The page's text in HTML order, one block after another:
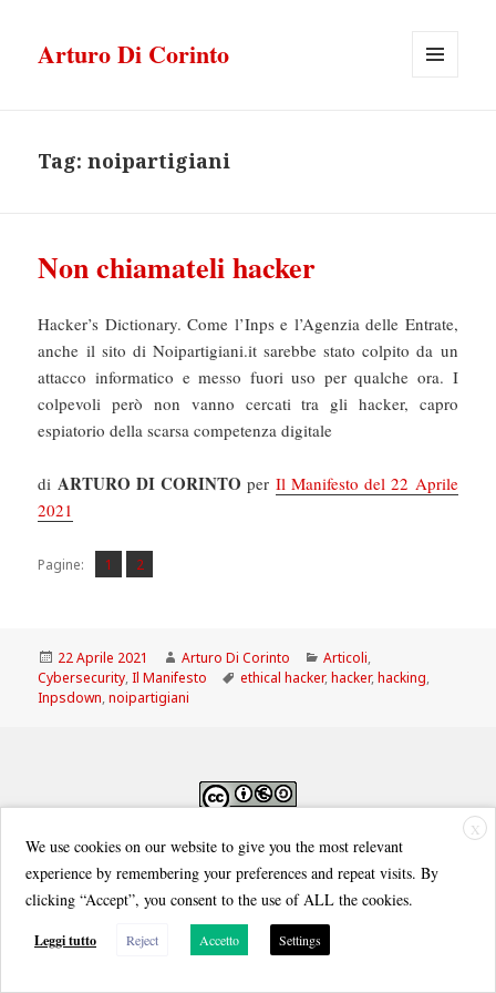
Arturo Di Corinto
Tag:noipartigiani
Non chiamateli hacker
Hacker’s Dictionary. Come l’Inps e l’Agenzia delle Entrate,
anche il sito di Noipartigiani.it sarebbe stato colpito da un
attacco informatico e messo fuori uso per qualche ora. I
colpevoli però non vanno cercati tra gli hacker, capro
espiatorio della scarsa competenza digitale
di ARTURO DI CORINTO per Il Manifesto del 22 Aprile
2021
Pagine: Pagina
1 ,
Pagina
2
Scritto
il
22 Aprile 2021 Autore
Arturo Di Corinto Categorie
Articoli,
Cybersecurity,Il Manifesto Tag
ethical hacker,hacker,hacking,
Inpsdown,noipartigiani
Quest'opera è distribuita con LicenzaCreative Commons Attribuzione - Non commerciale - Condividi allo
stesso modo 3.0 Italia
X
We use cookies on our website to give you the most relevant
experience by remembering your preferences and repeat visits. By
clicking “Accept”, you consent to the use of ALL the cookies.
Leggi tutto Reject Accetto Settings